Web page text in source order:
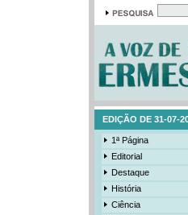
EDIÇÃO DE 31-07-
1ª Página
Editorial
Destaque
História
Ciência